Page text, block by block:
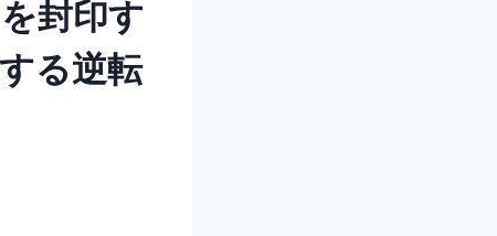
封印す
る逆転